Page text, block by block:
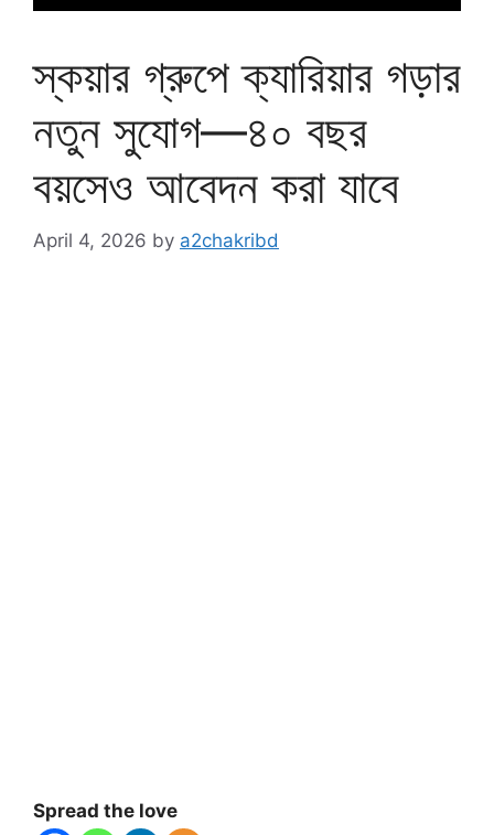
স্কয়ার গ্রুপে ক্যারিয়ার গড়ার
নতুন সুযোগ—৪০ বছর
বয়সেও আবেদন করা যাবে
April 4, 2026 by a2chakribd
Spread the love